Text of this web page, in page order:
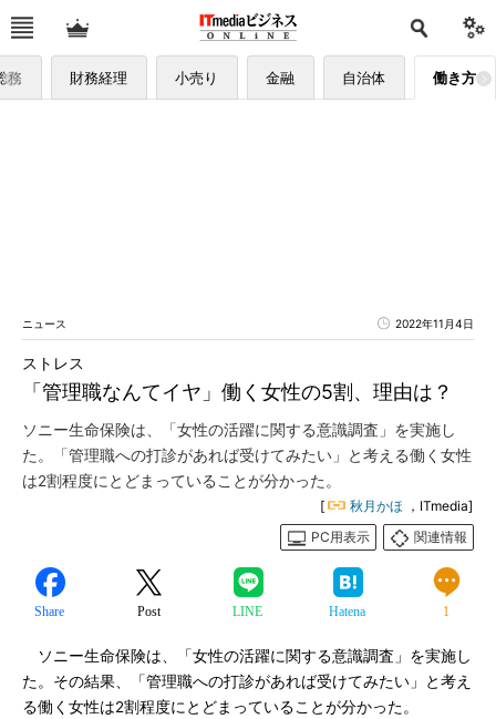
務 財務経理 小売り 金融 自治体 働き方
ニュース 2022年11月4日
「管理職なんてイヤ」働く女性の5割、理由は？
ストレス
ソニー生命保険は、「女性の活躍に関する意識調査」を実施し
た。「管理職への打診があれば受けてみたい」と考える働く女性
は2割程度にとどまっていることが分かった。
[ 秋月かほ ，ITmedia]
PC用表示
関連情報
Share Post LINE Hatena 1
ソニー生命保険は、「女性の活躍に関する意識調査」を実施し
た。その結果、「管理職への打診があれば受けてみたい」と考え
る働く女性は2割程度にとどまっていることが分かった。